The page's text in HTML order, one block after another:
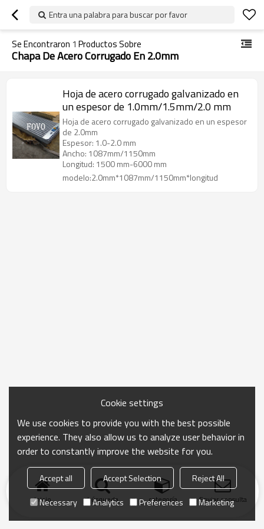
Entra una palabra para buscar por favor
Se Encontraron 1 Productos Sobre
Chapa De Acero Corrugado En 2.0mm
Hoja de acero corrugado galvanizado en
un espesor de 1.0mm/1.5mm/2.0 mm
Hoja de acero corrugado galvanizado en un espesor
de 2.0mm
Espesor: 1.0-2.0 mm
Ancho: 1087mm/1150mm
Longitud: 1500 mm-6000 mm
modelo:2.0mm*1087mm/1150mm*longitud
Inicio búsqueda categoría Enviar consulta
Cookie settings
We use cookies to provide you with the best possible
experience. They also allow us to analyze user behavior in
order to constantly improve the website for you.
Accept all Accept Selection
Reject All
Necessary
Analytics Preferences Marketing